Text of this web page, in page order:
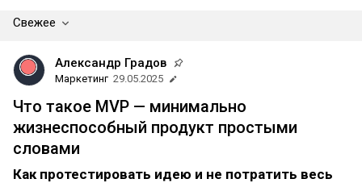
Свежее
Александр Градов
Маркетинг 29.05.2025
Что такое MVP — минимально
жизнеспособный продукт простыми
словами
Как протестировать идею и не потратить весь